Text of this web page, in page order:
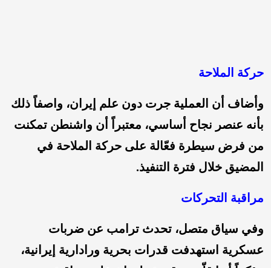
حركة الملاحة
وأضاف أن العملية جرت دون علم إيران، واصفاً ذلك
بأنه عنصر نجاح أساسي، معتبراً أن واشنطن تمكنت
من فرض سيطرة فعّالة على حركة الملاحة في
المضيق خلال فترة التنفيذ.
مراقبة التحركات
وفي سياق متصل، تحدث ترامب عن ضربات
عسكرية استهدفت قدرات بحرية ورادارية إيرانية،